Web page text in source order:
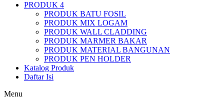
PRODUK 4
PRODUK BATU FOSIL
PRODUK MIX LOGAM
PRODUK WALL CLADDING
PRODUK MARMER BAKAR
PRODUK MATERIAL BANGUNAN
PRODUK PEN HOLDER
Katalog Produk
Daftar Isi
Menu